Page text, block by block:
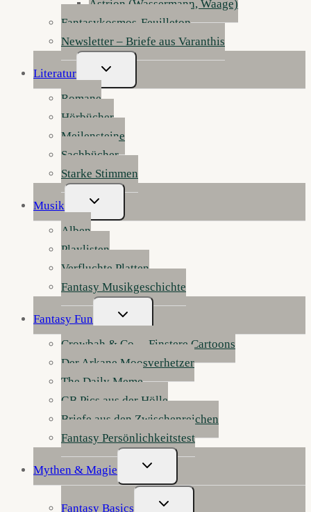
Astrion (Wassermann, Waage)
Fantasykosmos-Feuilleton
Newsletter – Briefe aus Varanthis
Literatur
Untermenü
Umschalten
Romane
Hörbücher
Meilensteine
Sachbücher
Starke Stimmen
Musik
Untermenü
Umschalten
Alben
Playlisten
Verfluchte Platten
Fantasy Musikgeschichte
Fantasy Fun
Untermenü
Umschalten
Crowbah & Co. – Finstere Cartoons
Der Arkane Moosverhetzer
The Daily Meme
GB Pics aus der Hölle
Briefe aus den Zwischenreichen
Fantasy Persönlichkeitstest
Mythen & Magie
Untermenü
Umschalten
Fantasy Basics
Untermenü